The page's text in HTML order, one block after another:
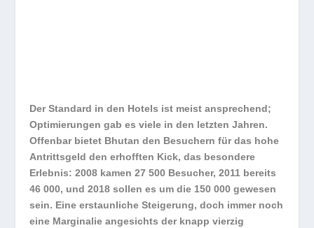
Der Standard in den Hotels ist meist ansprechend;
Optimierungen gab es viele in den letzten Jahren.
Offenbar bietet Bhutan den Besuchern für das hohe
Antrittsgeld den erhofften Kick, das besondere
Erlebnis: 2008 kamen 27 500 Besucher, 2011 bereits
46 000, und 2018 sollen es um die 150 000 gewesen
sein. Eine erstaunliche Steigerung, doch immer noch
eine Marginalie angesichts der knapp vierzig